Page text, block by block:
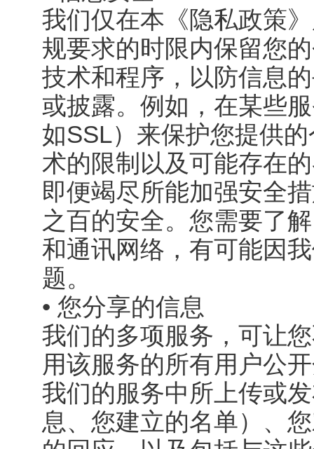
我们仅在本《隐私政策
规要求的时限内保留您
技术和程序，以防信息
或披露。例如，在某些
如SSL）来保护您提供
术的限制以及可能存在
即便竭尽所能加强安全
之百的安全。您需要了
和通讯网络，有可能因
题。
• 您分享的信息
我们的多项服务，可让
用该服务的所有用户公
我们的服务中所上传或
息、您建立的名单）、